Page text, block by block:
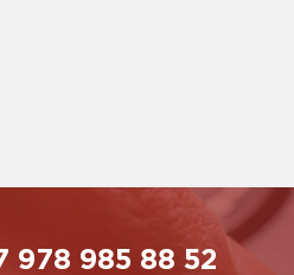
978 985 88 52